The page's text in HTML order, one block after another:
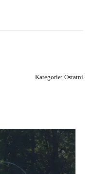
Kategorie: Ostatní